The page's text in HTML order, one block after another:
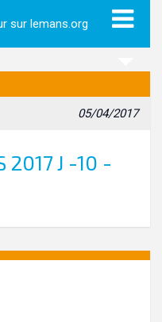
sur lemans.org
05/04/2017
2017 J -10 -